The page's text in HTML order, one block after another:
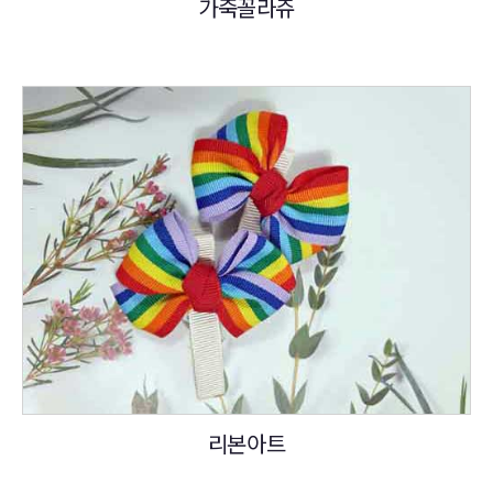
가죽꼴라쥬
리본아트